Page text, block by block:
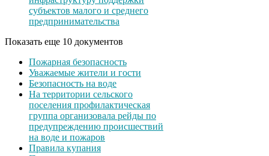
субъектов малого и среднего
предпринимательства
Показать еще 10 документов
Пожарная безопасность
Уважаемые жители и гости
Безопасность на воде
На территории сельского
поселения профилактическая
группа организовала рейды по
предупреждению происшествий
на воде и пожаров
Правила купания